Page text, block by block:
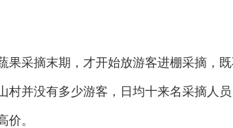
采摘末期，才开始放游客进棚采摘，既
村并没有多少游客，日均十来名采摘人员
价。